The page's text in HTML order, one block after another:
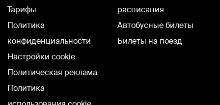
Тарифы
Политика
конфиденциальности
Настройки cookie
Политическая реклама
Политика
расписания
Автобусные билеты
Билеты на поезд